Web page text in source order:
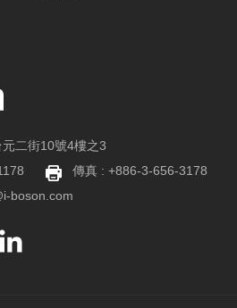
二街10號4樓之3
傳真 : +886-3-656-3178
boson.com